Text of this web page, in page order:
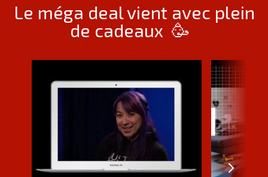
Le méga deal vient avec plein
de cadeaux 🥳